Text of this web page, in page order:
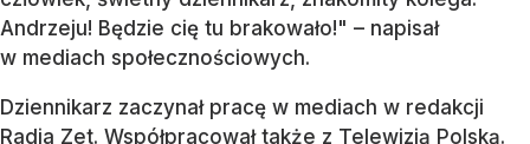
Andrzeju! Będzie cię tu brakowało!" – napisał
w mediach społecznościowych.
Dziennikarz zaczynał pracę w mediach w redakcji
Radia Zet. Współpracował także z Telewizją Polską.